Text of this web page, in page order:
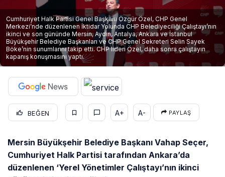
Cumhuriyet Halk Partisi Genel Başkanı Özgür Özel, CHP Genel
Merkezi’nde düzenlenen İktidar Yolunda CHP Belediyeciliği Çalıştayı’nın
ikinci ve son gününde Mersin, Aydın, Antalya, Ankara ve İstanbul
Büyükşehir Belediye Başkanları ve CHP Genel Sekreteri Selin Sayek
Böke’nin sunumlarını takip etti. CHP lideri Özel, daha sonra çalıştayın
kapanış konuşmasını yaptı.
BEĞEN A+ A- PAYLAŞ
Mersin Büyükşehir Belediye Başkanı Vahap Seçer,
Cumhuriyet Halk Partisi tarafından Ankara’da
düzenlenen ‘Yerel Yönetimler Çalıştayı’nın ikinci